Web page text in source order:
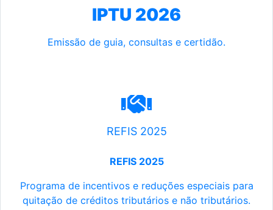
IPTU 2026
Emissão de guia, consultas e certidão.
REFIS 2025
REFIS 2025
Programa de incentivos e reduções especiais para
quitação de créditos tributários e não tributários.